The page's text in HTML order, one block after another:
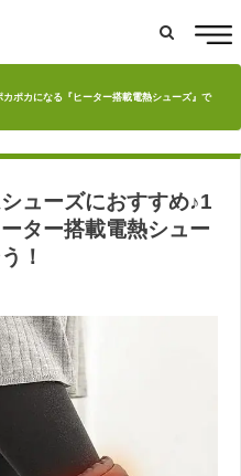
ポカになる『ヒーター搭載電熱シューズ』で
ューズにおすすめ♪1
ター搭載電熱シュー
！